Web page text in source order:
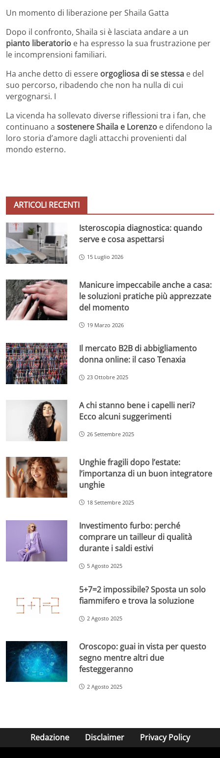
Un momento di liberazione per Shaila Gatta
Dopo il confronto, Shaila si è lasciata andare a un
pianto liberatorio e ha espresso la sua frustrazione per
le incomprensioni familiari.
Ha anche detto di essere orgogliosa di se stessa e del
suo percorso, ribadendo che non ha nulla di cui
vergognarsi. I
La vicenda ha sollevato diverse riflessioni tra i fan, che
continuano a sostenere Shaila e Lorenzo e difendono la
loro storia d’amore dagli attacchi provenienti dal
mondo esterno.
ARTICOLI RECENTI
Isteroscopia diagnostica: quando
serve e cosa aspettarsi
15 Luglio 2026
Manicure impeccabile anche a casa:
le soluzioni pratiche più apprezzate
del momento
19 Marzo 2026
Il mercato B2B di abbigliamento
donna online: il caso Tenaxia
23 Ottobre 2025
A chi stanno bene i capelli neri?
Ecco alcuni suggerimenti
26 Settembre 2025
Unghie fragili dopo l’estate:
l’importanza di un buon integratore
unghie
18 Settembre 2025
Investimento furbo: perché
comprare un tailleur di qualità
durante i saldi estivi
5 Agosto 2025
5+7=2 impossibile? Sposta un solo
fiammifero e trova la soluzione
2 Agosto 2025
Oroscopo: guai in vista per questo
segno mentre altri due
festeggeranno
2 Agosto 2025
Redazione Disclaimer Privacy Policy